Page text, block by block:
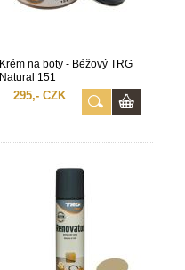
Krém na boty - Béžový TRG
Natural 151
295,- CZK